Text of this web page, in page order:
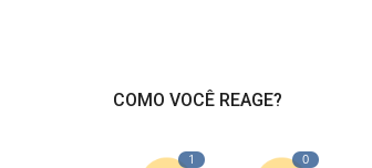
COMO VOCÊ REAGE?
1 0